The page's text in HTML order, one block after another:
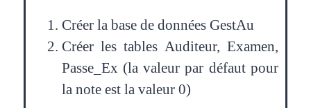
Créer la base de données GestAu
Créer les tables Auditeur, Examen,
Passe_Ex (la valeur par défaut pour
la note est la valeur 0)